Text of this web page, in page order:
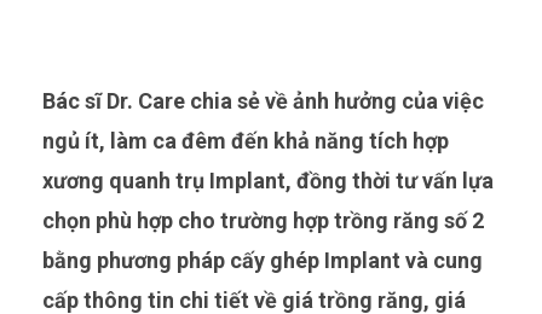
Bác sĩ Dr. Care chia sẻ về ảnh hưởng của việc
ngủ ít, làm ca đêm đến khả năng tích hợp
xương quanh trụ Implant, đồng thời tư vấn lựa
chọn phù hợp cho trường hợp trồng răng số 2
bằng phương pháp cấy ghép Implant và cung
cấp thông tin chi tiết về giá trồng răng, giá